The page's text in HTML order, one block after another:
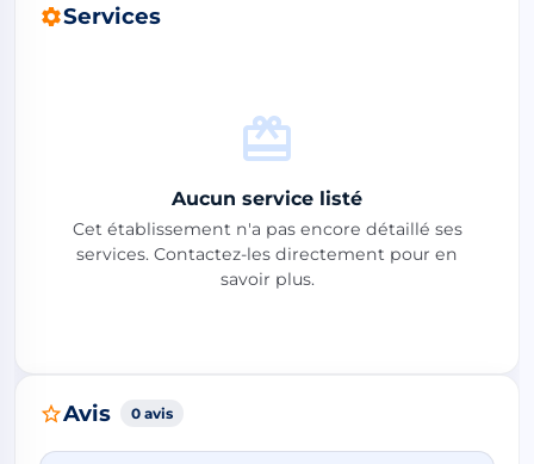
Services
Aucun service listé
Cet établissement n'a pas encore détaillé ses
services. Contactez-les directement pour en
savoir plus.
Avis 0 avis